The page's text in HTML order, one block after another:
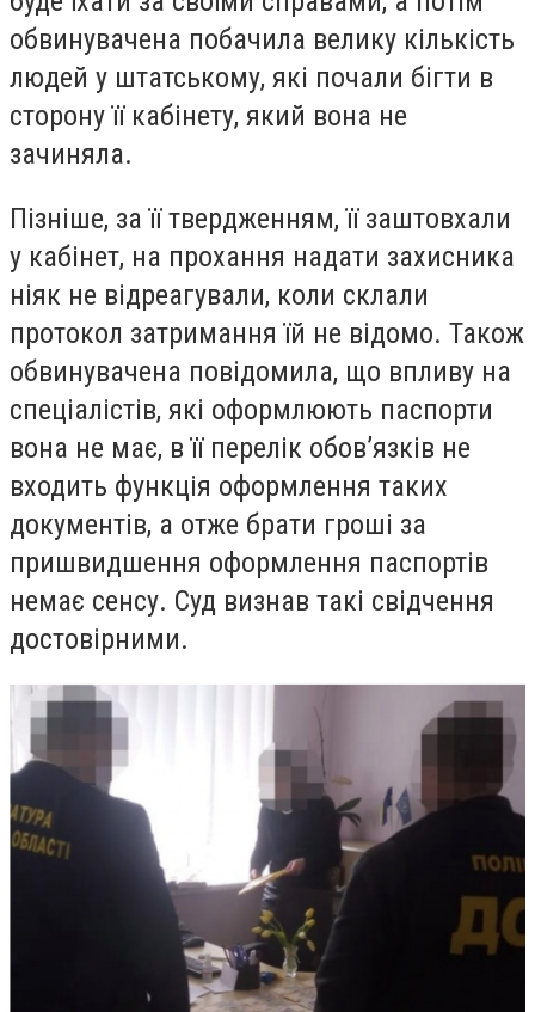
обвинувачена побачила велику кількість
людей у штатському, які почали бігти в
сторону її кабінету, який вона не
зачиняла.
Пізніше, за її твердженням, її заштовхали
у кабінет, на прохання надати захисника
ніяк не відреагували, коли склали
протокол затримання їй не відомо. Також
обвинувачена повідомила, що впливу на
спеціалістів, які оформлюють паспорти
вона не має, в її перелік обов’язків не
входить функція оформлення таких
документів, а отже брати гроші за
пришвидшення оформлення паспортів
немає сенсу. Суд визнав такі свідчення
достовірними.